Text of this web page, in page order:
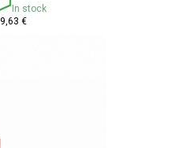
In stock
9,63 €